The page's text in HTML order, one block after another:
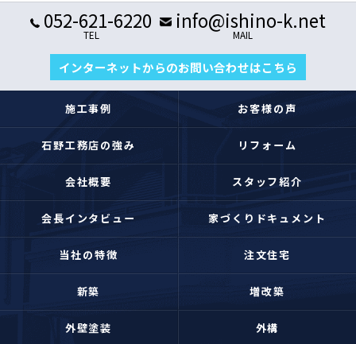
052-621-6220
TEL
info@ishino-k.net
MAIL
インターネットからのお問い合わせはこちら
施工事例 お客様の声
石野工務店の強み リフォーム
会社概要 スタッフ紹介
会長インタビュー 家づくりドキュメント
当社の特徴 注文住宅
新築 増改築
外壁塗装 外構